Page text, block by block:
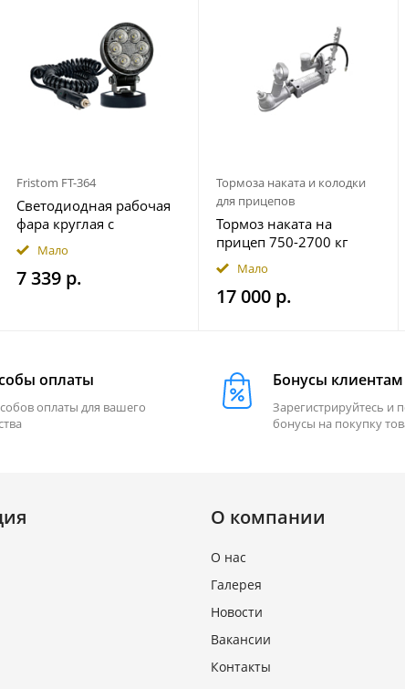
Fristom FT-364
Светодиодная рабочая
фара круглая с
широким световым
потоком мощность
2500 лм на магнитном
Мало
7 339 р.
Тормоза наката и колодки
для прицепов
Тормоз наката на
прицеп 750-2700 кг
гидравлический
Мало
17 000 р.
оплаты
оплаты для вашего
Бонусы клиентам
Зарегистрируйтесь и
бонусы на покупку
О компании
О нас
Галерея
Новости
Вакансии
Контакты